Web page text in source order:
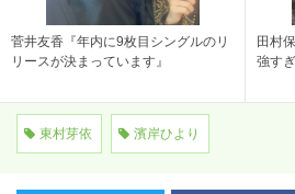
菅井友香『年内に9枚目シングルのリ
リースが決まっています』
田村
強す
東村芽依 濱岸ひより